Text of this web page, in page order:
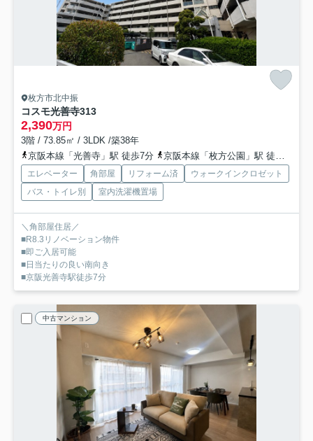
枚方市北中振
コスモ光善寺313
2,390万円
3階 / 73.85㎡ / 3LDK /築38年
京阪本線「光善寺」駅 徒歩7分
京阪本線「枚方公園」駅 徒歩18分
エレベーター 角部屋 リフォーム済
ウォークインクロゼット
バス・トイレ別
室内洗濯機置場
＼角部屋住居／
■R8.3リノベーション物件
■即ご入居可能
■日当たりの良い南向き
■京阪光善寺駅徒歩7分
中古マンション